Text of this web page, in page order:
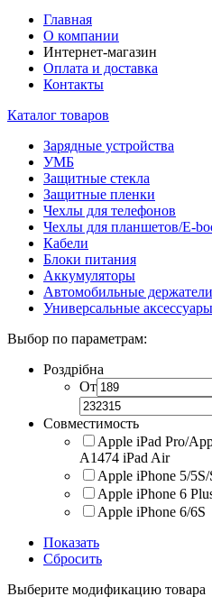
Главная
О компании
Интернет-магазин
Оплата и доставка
Контакты
Каталог товаров
Зарядные устройства
УМБ
Защитные стекла
Защитные пленки
Чехлы для телефонов
Чехлы для планшетов/E-
Кабели
Блоки питания
Аккумуляторы
Автомобильные держатели
Универсальные аксессуары
Выбор по параметрам:
Роздрібна
От
Совместимость
Apple iPad Pro/
A1474 iPad Air
Apple iPhone 5/5S/
Apple iPhone 6
Apple iPhone 6/6S
Показать
Сбросить
Выберите модификацию товара